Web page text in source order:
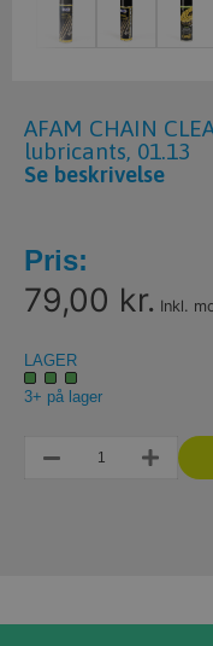
AFAM CHAIN
lubricants, 01.13
Se beskrivelse
Pris:
79,00 kr. Inkl.
LAGER
3+ på lager